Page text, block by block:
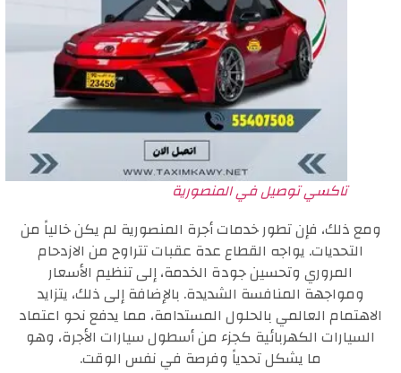
تاكسي توصيل في المنصورية
ومع ذلك، فإن تطور خدمات أجرة المنصورية لم يكن خالياً من
التحديات. يواجه القطاع عدة عقبات تتراوح من الازدحام
المروري وتحسين جودة الخدمة، إلى تنظيم الأسعار
ومواجهة المنافسة الشديدة. بالإضافة إلى ذلك، يتزايد
الاهتمام العالمي بالحلول المستدامة، مما يدفع نحو اعتماد
السيارات الكهربائية كجزء من أسطول سيارات الأجرة، وهو
ما يشكل تحدياً وفرصة في نفس الوقت.